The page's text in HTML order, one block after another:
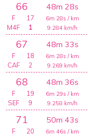
66 48m 28s
6m 28s / km
9.284 km/h
F
17
M4F
1
67 48m 33s
6m 28s / km
9.269 km/h
F
18
CAF
2
68 48m 36s
6m 29s / km
9.258 km/h
F
19
SEF
9
71 50m 43s
6m 46s / km
F
20